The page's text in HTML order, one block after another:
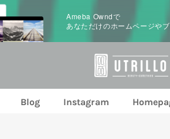
Ameba Owndで
あなただけのホームページや
Blog Instagram